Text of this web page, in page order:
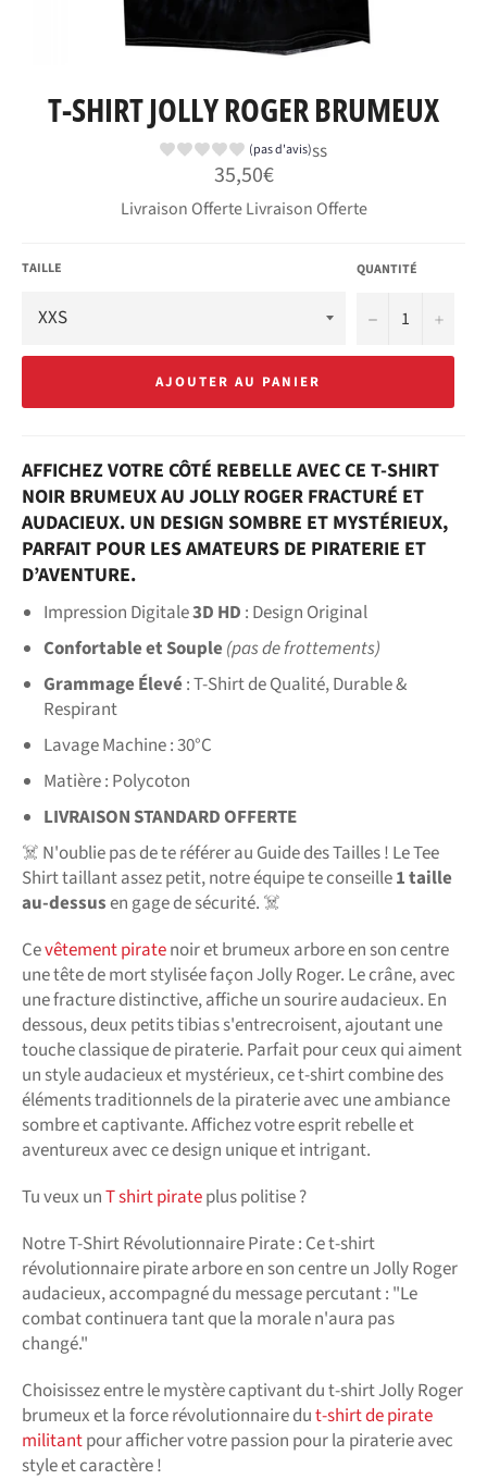
T-SHIRT JOLLY ROGER BRUMEUX
(pas d'avis)ss
Prix
régulier
35,50€
Livraison Offerte Livraison Offerte
TAILLE QUANTITÉ
− +
AJOUTER AU PANIER
AFFICHEZ VOTRE CÔTÉ REBELLE AVEC CE T-SHIRT
NOIR BRUMEUX AU JOLLY ROGER FRACTURÉ ET
AUDACIEUX. UN DESIGN SOMBRE ET MYSTÉRIEUX,
PARFAIT POUR LES AMATEURS DE PIRATERIE ET
D’AVENTURE.
Impression Digitale3D HD : Design Original
Confortable et Souple(pas de frottements)
Grammage Élevé: T-Shirt de Qualité, Durable &
Respirant
Lavage Machine : 30°C
Matière : Polycoton
LIVRAISON STANDARD OFFERTE
☠️ N'oublie pas de te référer au Guide des Tailles ! Le Tee
Shirt taillant assez petit, notre équipe te conseille1 taille
au-dessusen gage de sécurité. ☠️
Cevêtement piratenoir et brumeux arbore en son centre
une tête de mort stylisée façon Jolly Roger. Le crâne, avec
une fracture distinctive, affiche un sourire audacieux. En
dessous, deux petits tibias s'entrecroisent, ajoutant une
touche classique de piraterie. Parfait pour ceux qui aiment
un style audacieux et mystérieux, ce t-shirt combine des
éléments traditionnels de la piraterie avec une ambiance
sombre et captivante. Affichez votre esprit rebelle et
aventureux avec ce design unique et intrigant.
Tu veux unT shirt pirateplus politise ?
Notre T-Shirt Révolutionnaire Pirate : Ce t-shirt
révolutionnaire pirate arbore en son centre un Jolly Roger
audacieux, accompagné du message percutant : "Le
combat continuera tant que la morale n'aura pas
changé."
Choisissez entre le mystère captivant du t-shirt Jolly Roger
brumeux et la force révolutionnaire dut-shirt de pirate
militantpour afficher votre passion pour la piraterie avec
style et caractère !